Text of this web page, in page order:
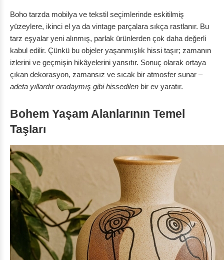
Boho tarzda mobilya ve tekstil seçimlerinde eskitilmiş
yüzeylere, ikinci el ya da vintage parçalara sıkça rastlanır. Bu
tarz eşyalar yeni alınmış, parlak ürünlerden çok daha değerli
kabul edilir. Çünkü bu objeler yaşanmışlık hissi taşır; zamanın
izlerini ve geçmişin hikâyelerini yansıtır. Sonuç olarak ortaya
çıkan dekorasyon, zamansız ve sıcak bir atmosfer sunar –
adeta yıllardır oradaymış gibi hissedilen bir ev yaratır.
Bohem Yaşam Alanlarının Temel
Taşları